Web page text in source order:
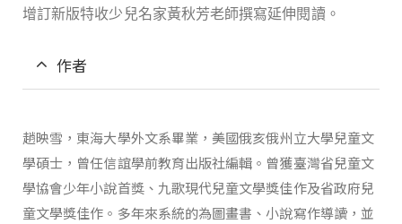
增訂新版特收少兒名家黃秋芳老師撰寫延伸閱讀。
作者
趙映雪，東海大學外文系畢業，美國俄亥俄州立大學兒童文
學碩士，曾任信誼學前教育出版社編輯。曾獲臺灣省兒童文
學協會少年小說首獎、九歌現代兒童文學獎佳作及省政府兒
童文學獎佳作。多年來系統的為圖畫書、小說寫作導讀，並